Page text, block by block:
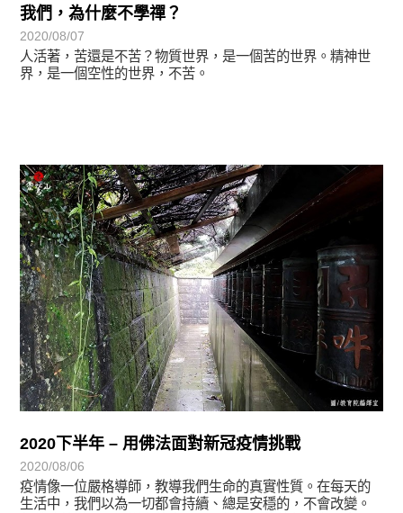
我們，為什麼不學禪？
2020/08/07
人活著，苦還是不苦？物質世界，是一個苦的世界。精神世
界，是一個空性的世界，不苦。
2020下半年 – 用佛法面對新冠疫情挑戰
2020/08/06
疫情像一位嚴格導師，教導我們生命的真實性質。在每天的
生活中，我們以為一切都會持續、總是安穩的，不會改變。
初轉法-阿含期